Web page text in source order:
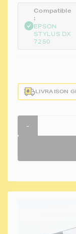
Compatible
:
EPSON
STYLUS DX
7250
LIVRAISON
-